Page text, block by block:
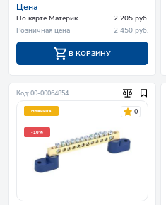
Цена
По карте Материк
2 205 руб.
Розничная цена
2 450 руб.
В КОРЗИНУ
Код: 00-00064854
Новинка
-10%
0